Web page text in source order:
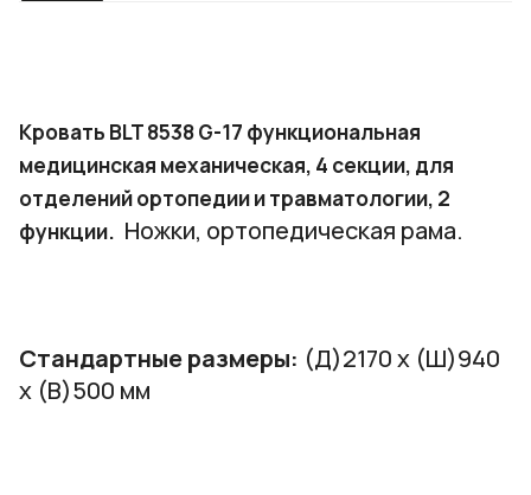
Кровать BLT 8538 G-17 функциональная
медицинская механическая, 4 секции, для
отделений ортопедии и травматологии, 2
функции. Ножки, ортопедическая рама.
Стандартные размеры: (Д)2170 х (Ш)940
х (В)500 мм